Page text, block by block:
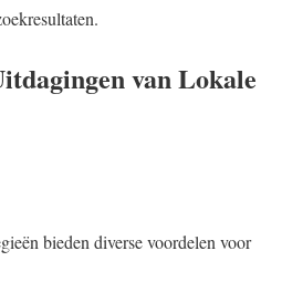
van Lokale
bieden diverse voordelen voor